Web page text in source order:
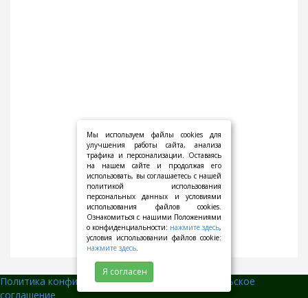
Политика конфиденциальности||
Пользовательское
соглашение
Мы используем файлы cookies для
улучшения работы сайта, анализа
трафика и персонализации. Оставаясь
на нашем сайте и продолжая его
использовать, вы соглашаетесь с нашей
политикой использования
персональных данных и условиями
использования файлов cookies.
Ознакомиться с нашими Положениями
о конфиденциальности: нажмите здесь,
условия использовании файлов cookie:
нажмите здесь.
Я согласен